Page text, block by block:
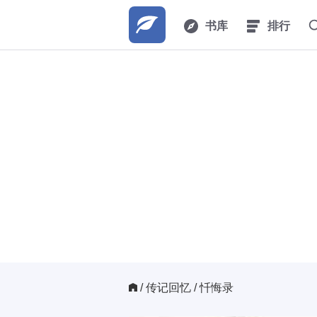
书库 排行
/ 传记回忆 / 忏悔录